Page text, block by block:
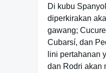
Di kubu
diperkirakan
gawang;
Cubarsí, dan
lini pertahanan
dan Rodri akan